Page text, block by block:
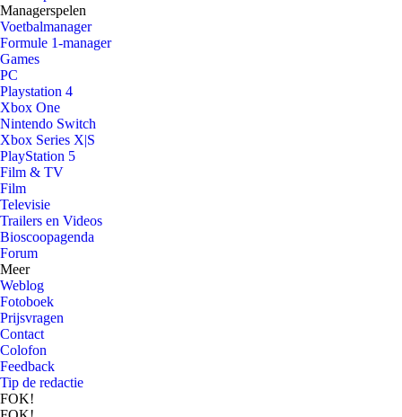
Managerspelen
Voetbalmanager
Formule 1-manager
Games
PC
Playstation 4
Xbox One
Nintendo Switch
Xbox Series X|S
PlayStation 5
Film & TV
Film
Televisie
Trailers en Videos
Bioscoopagenda
Forum
Meer
Weblog
Fotoboek
Prijsvragen
Contact
Colofon
Feedback
Tip de redactie
FOK!